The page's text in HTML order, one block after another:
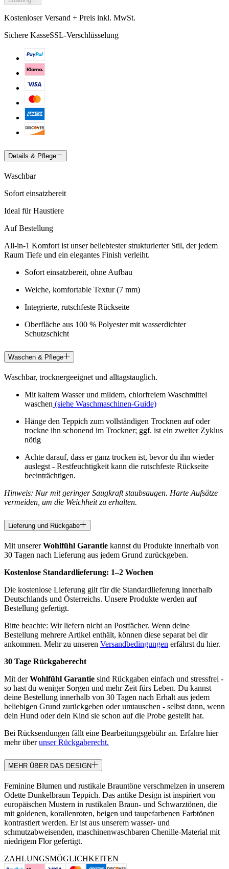
Kostenloser Versand + Preis inkl. MwSt.
Sichere KasseSSL-Verschlüsselung
Details & Pflege
Waschbar
Sofort einsatzbereit
Ideal für Haustiere
Auf Bestellung
All-in-1 Komfort ist unser beliebtester strukturierter Stil, der jedem
Raum Tiefe und ein elegantes Finish verleiht.
Sofort einsatzbereit, ohne Aufbau
Weiche, komfortable Textur (7 mm)
Integrierte, rutschfeste Rückseite
Oberfläche aus 100 % Polyester mit wasserdichter
Schutzschicht
Waschen & Pflege
Waschbar, trocknergeeignet und alltagstauglich.
Mit kaltem Wasser und mildem, chlorfreiem Waschmittel
waschen (siehe Waschmaschinen-Guide)
Hänge den Teppich zum vollständigen Trocknen auf oder
trockne ihn schonend im Trockner; ggf. ist ein zweiter Zyklus
nötig
Achte darauf, dass er ganz trocken ist, bevor du ihn wieder
auslegst - Restfeuchtigkeit kann die rutschfeste Rückseite
beeinträchtigen.
Hinweis: Nur mit geringer Saugkraft staubsaugen. Harte Aufsätze
vermeiden, um die Weichheit zu erhalten.
Lieferung und Rückgabe
Mit unsererWohlfühl Garantie kannst du Produkte innerhalb von
30 Tagen nach Lieferung aus jedem Grund zurückgeben.
Kostenlose Standardlieferung: 1–2 Wochen
Die kostenlose Lieferung gilt für die Standardlieferung innerhalb
Deutschlands und Österreichs. Unsere Produkte werden auf
Bestellung gefertigt.
Bitte beachte: Wir liefern nicht an Postfächer. Wenn deine
Bestellung mehrere Artikel enthält, können diese separat bei dir
ankommen. Mehr zu unseren Versandbedingungen erfährst du hier.
30 Tage Rückgaberecht
Mit derWohlfühl Garantie sind Rückgaben einfach und stressfrei -
so hast du weniger Sorgen und mehr Zeit fürs Leben. Du kannst
deine Bestellung innerhalb von 30 Tagen nach Erhalt aus jedem
beliebigen Grund zurückgeben oder umtauschen - selbst dann, wenn
dein Hund oder dein Kind sie schon auf die Probe gestellt hat.
Bei Rücksendungen fällt eine Bearbeitungsgebühr an. Erfahre hier
mehr überunser Rückgaberecht.
MEHR ÜBER DAS DESIGN
Feminine Blumen und rustikale Brauntöne verschmelzen in unserem
Odette Dunkelbraun Teppich. Das antike Design ist inspiriert von
europäischen Mustern in rustikalen Braun- und Schwarztönen, die
mit goldenen, korallenroten, beigen und taupefarbenen Farbtönen
kontrastiert werden. Er ist aus unserem wasser- und
schmutzabweisenden, maschinenwaschbaren Chenille-Material mit
niedrigem Flor gefertigt.
ZAHLUNGSMÖGLICHKEITEN